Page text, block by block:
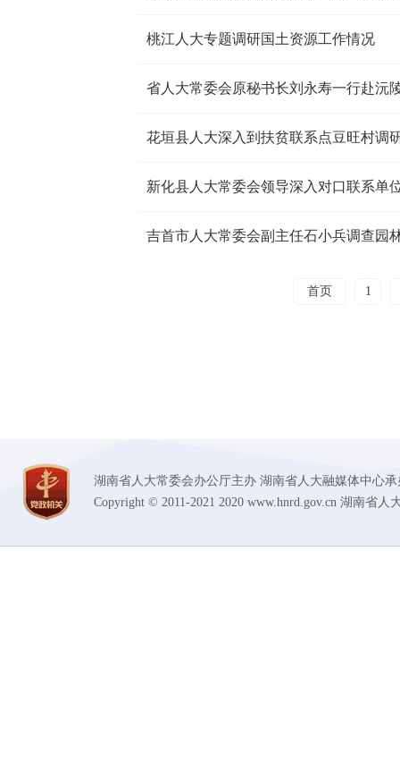
桃江人大专题调研国土资源工作情况
省人大常委会原秘书长刘永寿一行赴沅
花垣县人大深入到扶贫联系点豆旺村调
新化县人大常委会领导深入对口联系单
吉首市人大常委会副主任石小兵调查园
首页 1
湖南省人大常委会办公厅主办 湖南省人大融媒体中心
Copyright © 2011-2021 2020 www.hnrd.gov.cn 湖南省